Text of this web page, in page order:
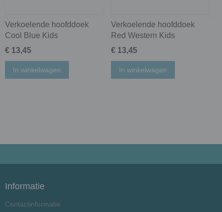
Verkoelende hoofddoek
Cool Blue Kids
€ 13,45
In winkelwagen
Verkoelende hoofddoek
Red Western Kids
€ 13,45
In winkelwagen
Informatie
Contactinformatie